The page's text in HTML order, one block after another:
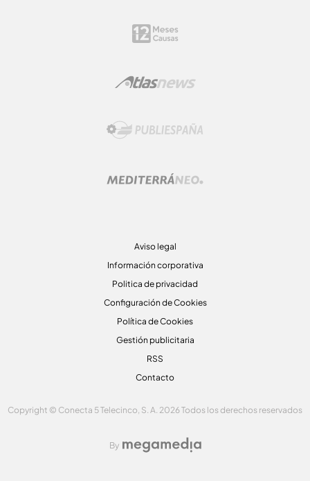
Aviso legal
Información corporativa
Politica de privacidad
Configuración de Cookies
Política de Cookies
Gestión publicitaria
RSS
Contacto
Copyright © Conecta 5 Telecinco, S. A. 2026 Todos los derechos reservados
By